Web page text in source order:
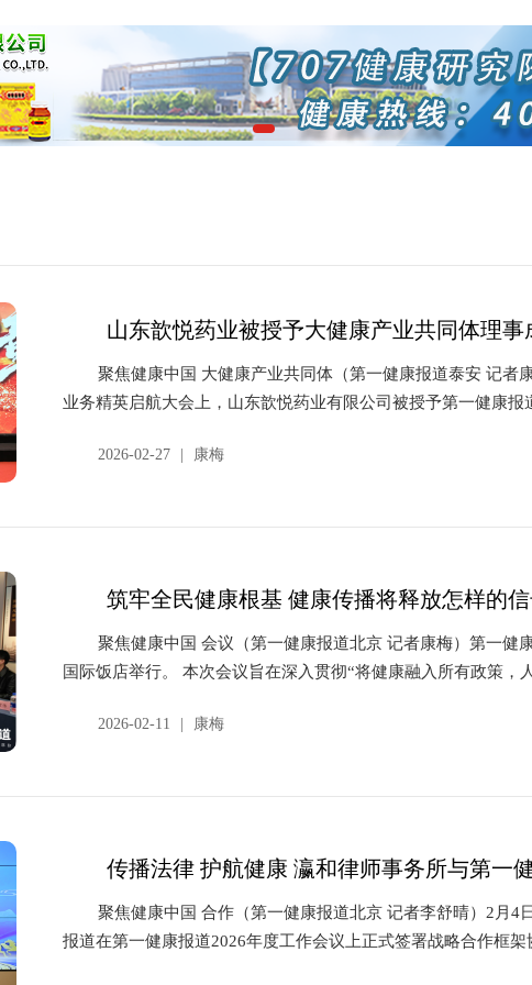
山东歆悦药业被授予大健康产业共同体理事
聚焦健康中国 大健康产业共同体（第一健康报道泰安 记者
业务精英启航大会上，山东歆悦药业有限公司被授予第一健康报
2026-02-27 康梅
筑牢全民健康根基 健康传播将释放怎样的信
聚焦健康中国 会议（第一健康报道北京 记者康梅）第一健
国际饭店举行。 本次会议旨在深入贯彻“将健康融入所有政策，
2026-02-11 康梅
传播法律 护航健康 瀛和律师事务所与第一
聚焦健康中国 合作（第一健康报道北京 记者李舒晴）2月4
报道在第一健康报道2026年度工作会议上正式签署战略合作框